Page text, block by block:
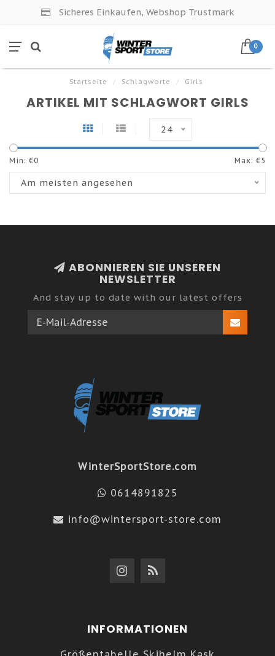
Sicheres Einkaufen, Webshop Trustmark
0
Startseite / Schlagworte / Girls
ARTIKEL MIT SCHLAGWORT GIRLS
24
Min: €0 Max: €5
Am meisten angesehen
ABONNIEREN SIE UNSEREN
NEWSLETTER
And stay up to date with our latest offers
WinterSportStore.com
0614891825
info@wintersport-store.com
INFORMATIONEN